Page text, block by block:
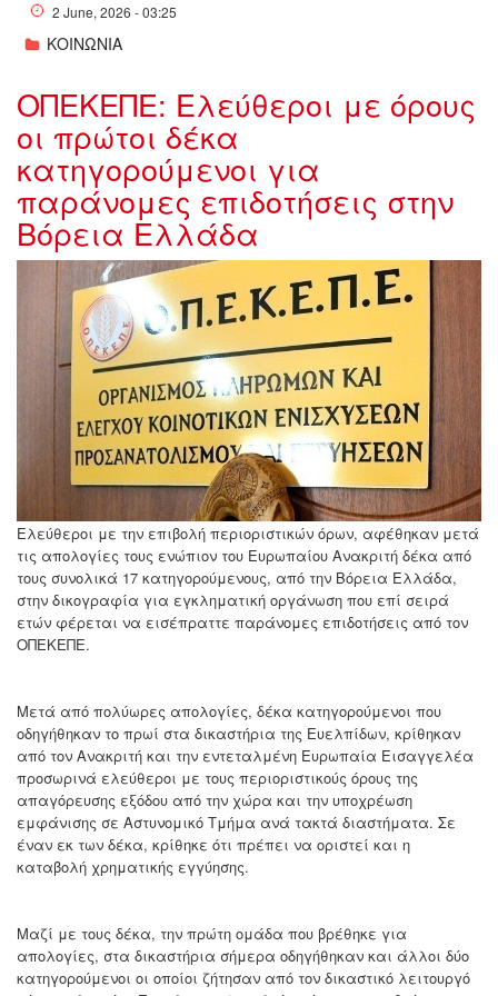
2 June, 2026 - 03:25
ΚΟΙΝΩΝΙΑ
ΟΠΕΚΕΠΕ: Ελεύθεροι με όρους
οι πρώτοι δέκα
κατηγορούμενοι για
παράνομες επιδοτήσεις στην
Βόρεια Ελλάδα
w01-
Ελεύθεροι με την επιβολή περιοριστικών όρων, αφέθηκαν μετά
τις απολογίες τους ενώπιον του Ευρωπαίου Ανακριτή δέκα από
τους συνολικά 17 κατηγορούμενους, από την Βόρεια Ελλάδα,
στην δικογραφία για εγκληματική οργάνωση που επί σειρά
ετών φέρεται να εισέπραττε παράνομες επιδοτήσεις από τον
ΟΠΕΚΕΠΕ.
Μετά από πολύωρες απολογίες, δέκα κατηγορούμενοι που
οδηγήθηκαν το πρωί στα δικαστήρια της Ευελπίδων, κρίθηκαν
από τον Ανακριτή και την εντεταλμένη Ευρωπαία Εισαγγελέα
προσωρινά ελεύθεροι με τους περιοριστικούς όρους της
απαγόρευσης εξόδου από την χώρα και την υποχρέωση
εμφάνισης σε Αστυνομικό Τμήμα ανά τακτά διαστήματα. Σε
έναν εκ των δέκα, κρίθηκε ότι πρέπει να οριστεί και η
καταβολή χρηματικής εγγύησης.
Μαζί με τους δέκα, την πρώτη ομάδα που βρέθηκε για
απολογίες, στα δικαστήρια σήμερα οδηγήθηκαν και άλλοι δύο
κατηγορούμενοι οι οποίοι ζήτησαν από τον δικαστικό λειτουργό